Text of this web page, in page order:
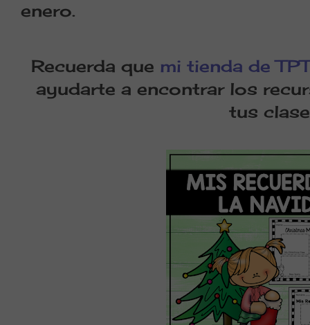
enero.
Recuerda que mi tienda de TPT
ayudarte a encontrar los
tus